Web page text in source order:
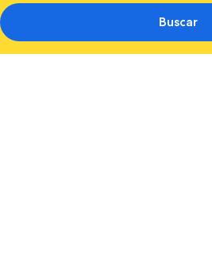
Buscar